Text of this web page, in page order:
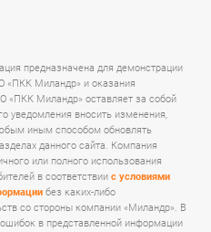
предназначена для демонстрации
«ПКК Миландр» и оказания
«ПКК Миландр» оставляет за собой
уведомления вносить изменения,
иным способом обновлять
данного сайта. Компания
или полного использования
в соответствии с условиями
без каких-либо
со стороны компании «Миландр». В
в представленной информации